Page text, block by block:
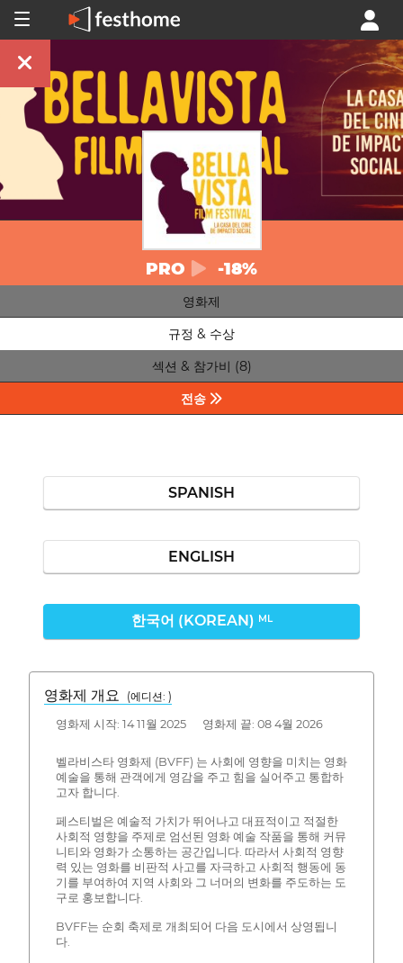
PRO -18%
영화제
규정 & 수상
섹션 & 참가비 (8)
전송
SPANISH
ENGLISH
한국어 (KOREAN) ML
영화제 개요 (에디션: )
영화제 시작: 14 11월 2025 영화제 끝: 08 4월 2026
벨라비스타 영화제 (BVFF) 는 사회에 영향을 미치는 영화
예술을 통해 관객에게 영감을 주고 힘을 실어주고 통합하
고자 합니다.
페스티벌은 예술적 가치가 뛰어나고 대표적이고 적절한
사회적 영향을 주제로 엄선된 영화 예술 작품을 통해 커뮤
니티와 영화가 소통하는 공간입니다. 따라서 사회적 영향
력 있는 영화를 비판적 사고를 자극하고 사회적 행동에 동
기를 부여하여 지역 사회와 그 너머의 변화를 주도하는 도
구로 홍보합니다.
BVFF는 순회 축제로 개최되어 다음 도시에서 상영됩니
다.